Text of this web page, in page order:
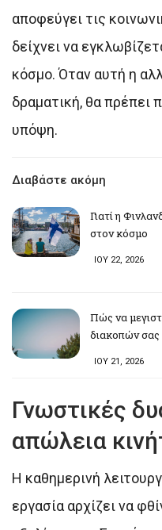
αποφεύγει τις
δείχνει να
κόσμο. Όταν αυτή η
δραματική, θα πρέπει
υπόψη.
Διαβάστε ακόμη
Γιατί η
στον κόσμο
ΙΟΥ 22, 2026
Πώς να
διακοπών σας
ΙΟΥ 21, 2026
Γνωστικές
απώλεια
Η καθημερινή
εργασία αρχίζει να